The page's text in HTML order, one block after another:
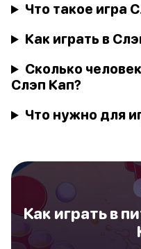
Что такое игра
Как играть в
Сколько
Слэп Кап?
Что нужно для
Как играть в